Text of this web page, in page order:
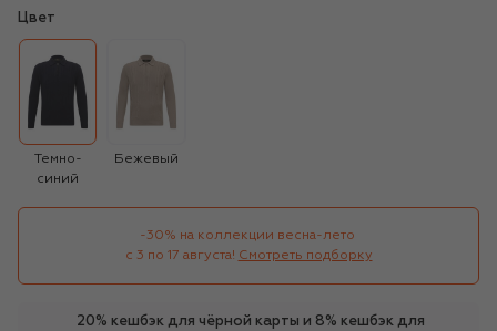
Цвет
Темно-
синий
Бежевый
-30% на коллекции весна-лето
с 3 по 17 августа! Смотреть подборку
20% кешбэк для чёрной карты и 8% кешбэк для